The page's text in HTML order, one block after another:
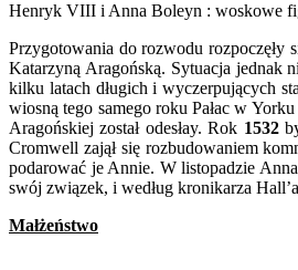
Henryk VIII i Anna Boleyn : woskowe
Przygotowania do rozwodu
Katarzyną Aragońską. Sytuacja jednak
kilku latach długich i wyczerpujących
wiosną tego samego roku Pałac w
Aragońskiej został odesłay. Rok 1532
Cromwell zajął się rozbudowaniem
podarować je Annie. W listopadzie
swój związek, i według kronikarza
Małżeństwo